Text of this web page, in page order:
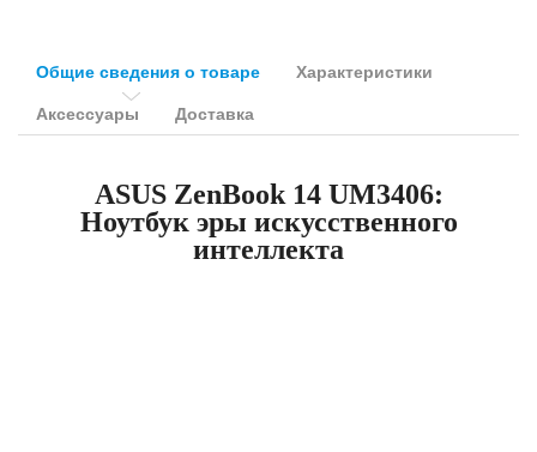
Общие сведения о товаре Характеристики
Аксессуары Доставка
ASUS ZenBook 14 UM3406:
Ноутбук эры искусственного
интеллекта